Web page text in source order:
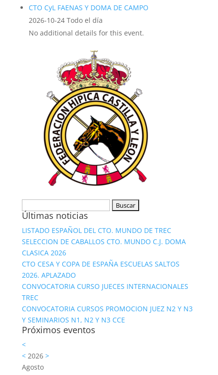
CTO CyL FAENAS Y DOMA DE CAMPO
2026-10-24 Todo el día
No additional details for this event.
Últimas noticias
LISTADO ESPAÑOL DEL CTO. MUNDO DE TREC
SELECCION DE CABALLOS CTO. MUNDO C.J. DOMA
CLASICA 2026
CTO CESA Y COPA DE ESPAÑA ESCUELAS SALTOS
2026. APLAZADO
CONVOCATORIA CURSO JUECES INTERNACIONALES
TREC
CONVOCATORIA CURSOS PROMOCION JUEZ N2 Y N3
Y SEMINARIOS N1, N2 Y N3 CCE
Próximos eventos
<
<2026 >
Agosto